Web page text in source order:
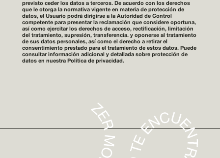
previsto ceder los datos a terceros. De acuerdo con los derechos
que le otorga la normativa vigente en materia de protección de
datos, el Usuario podrá dirigirse a la Autoridad de Control
competente para presentar la reclamación que considere oportuna,
así como ejercitar los derechos de acceso, rectificación, limitación
del tratamiento, supresión, transferencia. y oponerse al tratamiento
de sus datos personales, así como el derecho a retirar el
consentimiento prestado para el tratamiento de estos datos. Puede
consultar información adicional y detallada sobre protección de
datos en nuestra Política de privacidad .